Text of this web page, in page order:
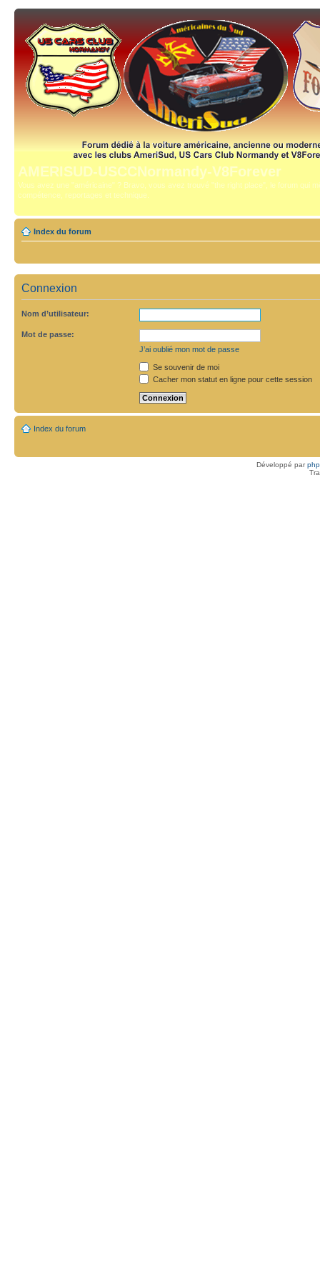
AMERISUD-USCCNormandy-V8Forever
Vous avez une "américaine" ? Bravo, vous avez trouvé "the right place", le forum qui
compétence, reportages et technique.
Index du forum
Connexion
Nom d’utilisateur:
Mot de passe:
J’ai oublié mon mot de passe
Se souvenir de moi
Cacher mon statut en ligne pour cette session
Index du forum
Développé par